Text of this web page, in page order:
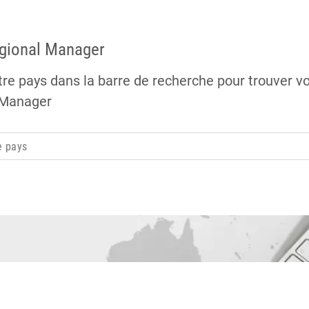
Manager
pays dans la barre de recherche pour trouver